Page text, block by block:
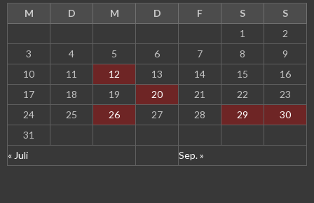
M D M D F S
S
1
2
3
4 5 6 7 8
9
10
11 12 13 14 15
16
17
18 19 20 21 22
23
24
25 26 27 28 29
30
31
« Juli
Sep. »